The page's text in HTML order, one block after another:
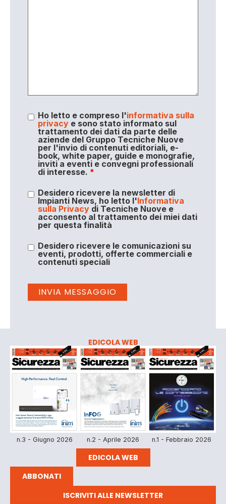
Ho letto e compreso l'informativa sulla
privacye sono stato informato sul
trattamento dei dati da parte delle
aziende del Gruppo Tecniche Nuove
per l'invio di contenuti editoriali, e-
book, white paper, guide e monografie,
inviti a eventi e convegni professionali
di interesse. *
Desidero ricevere la newsletter di
Impianti News, ho letto l'Informativa
sulla Privacydi Tecniche Nuove e
acconsento al trattamento dei miei dati
per questa finalità
Desidero ricevere le comunicazioni su
eventi, prodotti, offerte commerciali e
contenuti speciali
EDICOLA WEB
n.3 - Giugno 2026 n.2 - Aprile 2026 n.1 - Febbraio 2026
EDICOLA WEB
ABBONATI
ISCRIVITI ALLE NEWSLETTER